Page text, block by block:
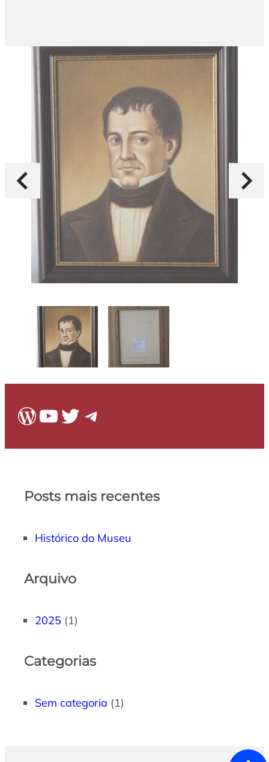
WordPress
Youtube
Twitter
Telegram
Posts mais recentes
Histórico do Museu
Arquivo
2025 (1)
Categorias
Sem categoria (1)